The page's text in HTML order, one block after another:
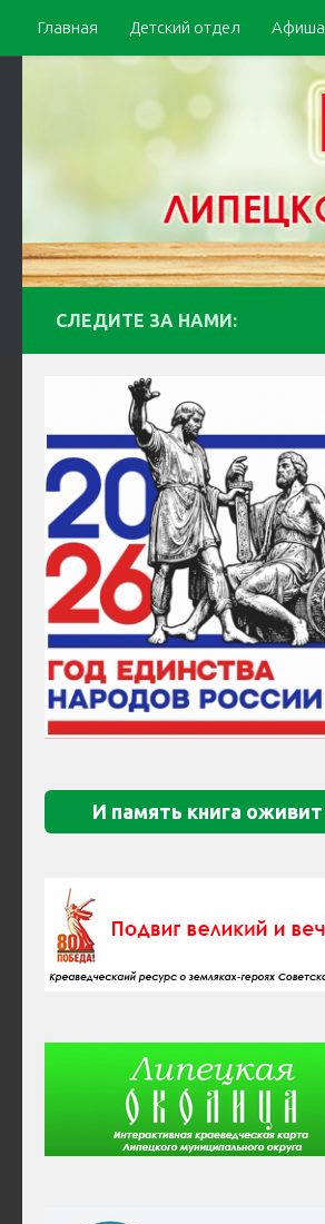
Главная Детский отдел Афиша
СЛЕДИТЕ ЗА НАМИ:
И память книга оживит